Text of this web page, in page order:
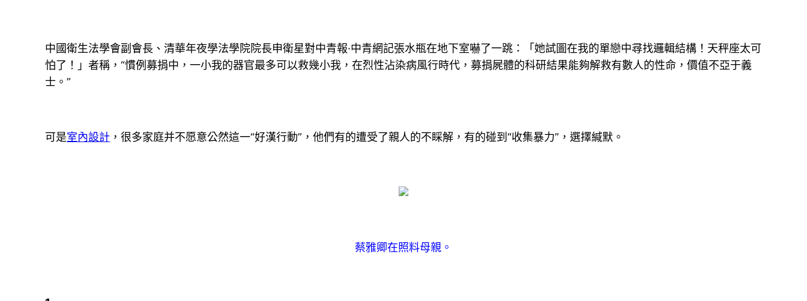
中國衛生法學會副會長、清華年夜學法學院院長申衛星對中青報·中青網記張水瓶在地下室嚇了一跳：「她試圖在我的單戀中尋找邏輯結構！天秤座太可
怕了！」者稱，“慣例募捐中，一小我的器官最多可以救幾小我，在烈性沾染病風行時代，募捐屍體的科研結果能夠解救有數人的性命，價值不亞于義
士。”
可是室內設計 ，很多家庭并不愿意公然這一“好漢行動”，他們有的遭受了親人的不睬解，有的碰到“收集暴力”，選擇緘默。
蔡雅卿在照料母親。